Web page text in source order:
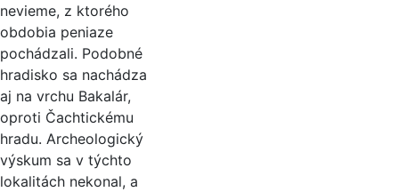
nevieme, z ktorého
obdobia peniaze
pochádzali. Podobné
hradisko sa nachádza
aj na vrchu Bakalár,
oproti Čachtickému
hradu. Archeologický
výskum sa v týchto
lokalitách nekonal, a